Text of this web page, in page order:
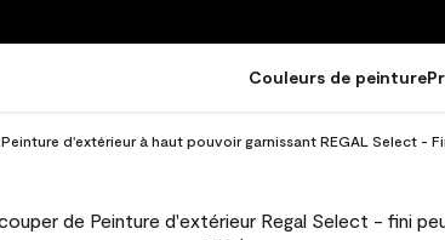
Couleurs de peinture
Peinture d'extérieur à haut pouvoir garnissant REGAL Select -